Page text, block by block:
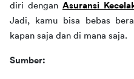
diri dengan Asuransi
Jadi, kamu bisa bebas
kapan saja dan di mana saja.
Sumber: